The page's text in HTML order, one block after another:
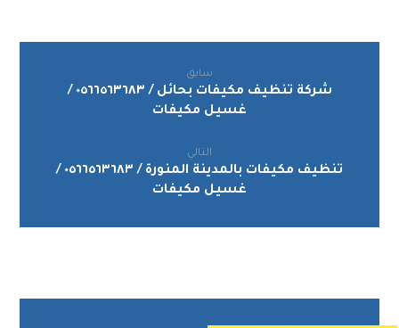
سابق
شركة تنظيف مكيفات بحائل / ٠٥٦٦٥٦٣٦٨٣ /
غسيل مكيفات
التالي
تنظيف مكيفات بالمدينة المنورة / ٠٥٦٦٥٦٣٦٨٣ /
غسيل مكيفات